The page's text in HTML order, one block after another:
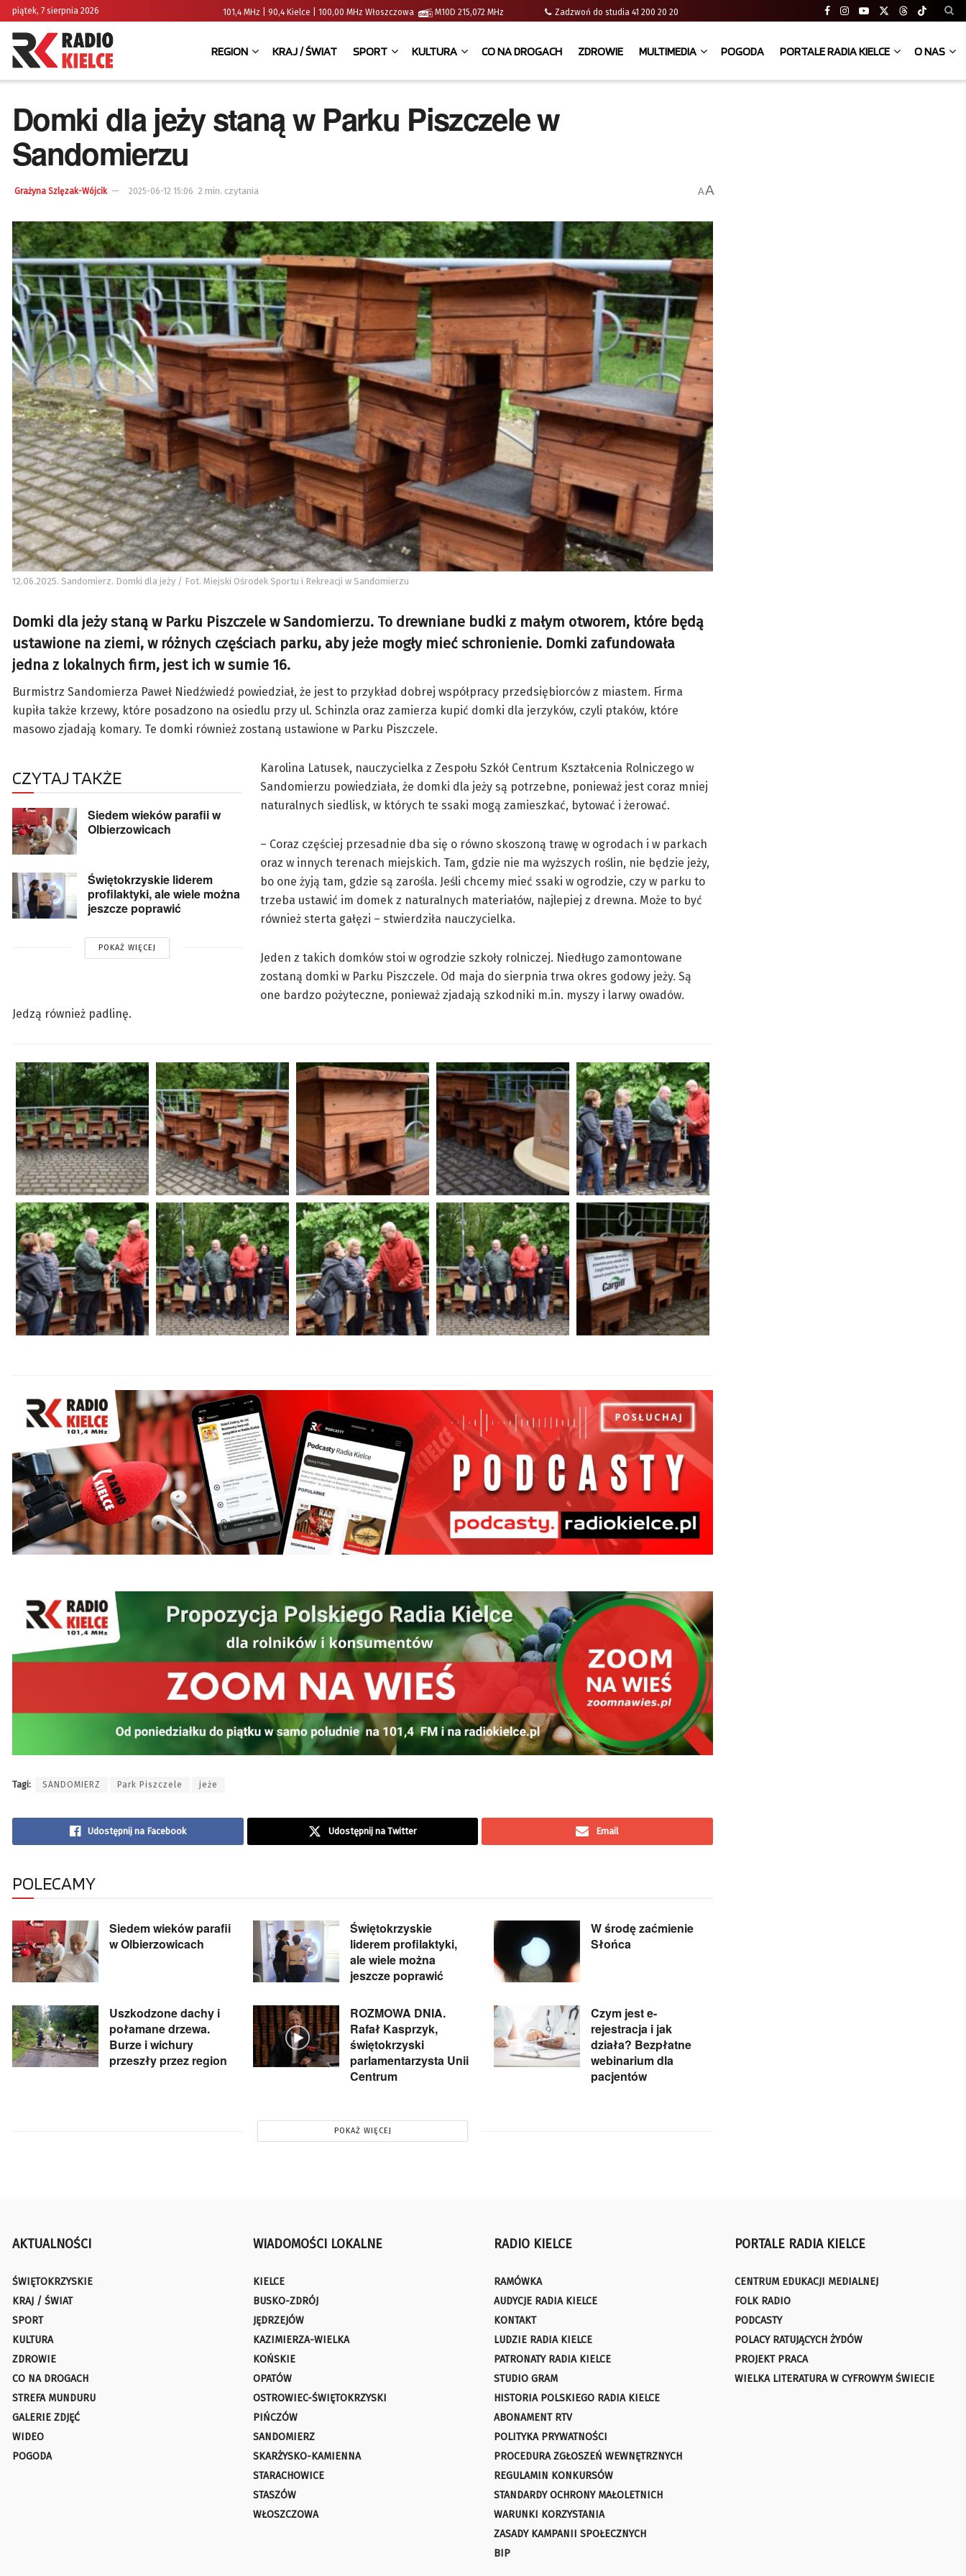
piątek, 7 sierpnia 2026 101,4 MHz | 90,4 Kielce | 100,00 MHz Włoszczowa M10D 215,072 MHz Zadzwoń do studia 41 200 20 20
REGION KRAJ / ŚWIAT SPORT KULTURA CO NA DROGACH ZDROWIE MULTIMEDIA POGODA PORTALE RADIA KIELCE O NAS
Domki dla jeży staną w Parku Piszczele w
Sandomierzu
Grażyna Szlęzak-Wójcik 2025-06-12 15:06 2 min. czytania AA
12.06.2025. Sandomierz. Domki dla jeży / Fot. Miejski Ośrodek Sportu i Rekreacji w Sandomierzu
Domki dla jeży staną w Parku Piszczele w Sandomierzu. To drewniane budki z małym otworem, które będą
ustawione na ziemi, w różnych częściach parku, aby jeże mogły mieć schronienie. Domki zafundowała
jedna z lokalnych firm, jest ich w sumie 16.
Burmistrz Sandomierza Paweł Niedźwiedź powiedział, że jest to przykład dobrej współpracy przedsiębiorców z miastem. Firma
kupiła także krzewy, które posadzono na osiedlu przy ul. Schinzla oraz zamierza kupić domki dla jerzyków, czyli ptaków, które
masowo zjadają komary. Te domki również zostaną ustawione w Parku Piszczele.
CZYTAJ TAKŻE
Siedem wieków parafii w
Olbierzowicach
Świętokrzyskie liderem
profilaktyki, ale wiele można
jeszcze poprawić
POKAŻ WIĘCEJ
Karolina Latusek, nauczycielka z Zespołu Szkół Centrum Kształcenia Rolniczego w
Sandomierzu powiedziała, że domki dla jeży są potrzebne, ponieważ jest coraz mniej
naturalnych siedlisk, w których te ssaki mogą zamieszkać, bytować i żerować.
– Coraz częściej przesadnie dba się o równo skoszoną trawę w ogrodach i w parkach
oraz w innych terenach miejskich. Tam, gdzie nie ma wyższych roślin, nie będzie jeży,
bo one żyją tam, gdzie są zarośla. Jeśli chcemy mieć ssaki w ogrodzie, czy w parku to
trzeba ustawić im domek z naturalnych materiałów, najlepiej z drewna. Może to być
również sterta gałęzi – stwierdziła nauczycielka.
Jeden z takich domków stoi w ogrodzie szkoły rolniczej. Niedługo zamontowane
zostaną domki w Parku Piszczele. Od maja do sierpnia trwa okres godowy jeży. Są
one bardzo pożyteczne, ponieważ zjadają szkodniki m.in. myszy i larwy owadów.
Jedzą również padlinę.
Tagi: SANDOMIERZ Park Piszczele jeże
Udostępnij na Facebook Udostępnij na Twitter Email
POLECAMY
Siedem wieków parafii
w Olbierzowicach
Świętokrzyskie
liderem profilaktyki,
ale wiele można
jeszcze poprawić
W środę zaćmienie
Słońca
Uszkodzone dachy i
połamane drzewa.
Burze i wichury
przeszły przez region
ROZMOWA DNIA.
Rafał Kasprzyk,
świętokrzyski
parlamentarzysta Unii
Centrum
Czym jest e-
rejestracja i jak
działa? Bezpłatne
webinarium dla
pacjentów
POKAŻ WIĘCEJ
AKTUALNOŚCI
ŚWIĘTOKRZYSKIE
KRAJ / ŚWIAT
SPORT
KULTURA
ZDROWIE
CO NA DROGACH
STREFA MUNDURU
GALERIE ZDJĘĆ
WIDEO
POGODA
WIADOMOŚCI LOKALNE
KIELCE
BUSKO-ZDRÓJ
JĘDRZEJÓW
KAZIMIERZA-WIELKA
KOŃSKIE
OPATÓW
OSTROWIEC-ŚWIĘTOKRZYSKI
PIŃCZÓW
SANDOMIERZ
SKARŻYSKO-KAMIENNA
STARACHOWICE
STASZÓW
WŁOSZCZOWA
RADIO KIELCE
RAMÓWKA
AUDYCJE RADIA KIELCE
KONTAKT
LUDZIE RADIA KIELCE
PATRONATY RADIA KIELCE
STUDIO GRAM
HISTORIA POLSKIEGO RADIA KIELCE
ABONAMENT RTV
POLITYKA PRYWATNOŚCI
PROCEDURA ZGŁOSZEŃ WEWNĘTRZNYCH
REGULAMIN KONKURSÓW
STANDARDY OCHRONY MAŁOLETNICH
WARUNKI KORZYSTANIA
ZASADY KAMPANII SPOŁECZNYCH
BIP
PORTALE RADIA KIELCE
CENTRUM EDUKACJI MEDIALNEJ
FOLK RADIO
PODCASTY
POLACY RATUJĄCYCH ŻYDÓW
PROJEKT PRACA
WIELKA LITERATURA W CYFROWYM ŚWIECIE